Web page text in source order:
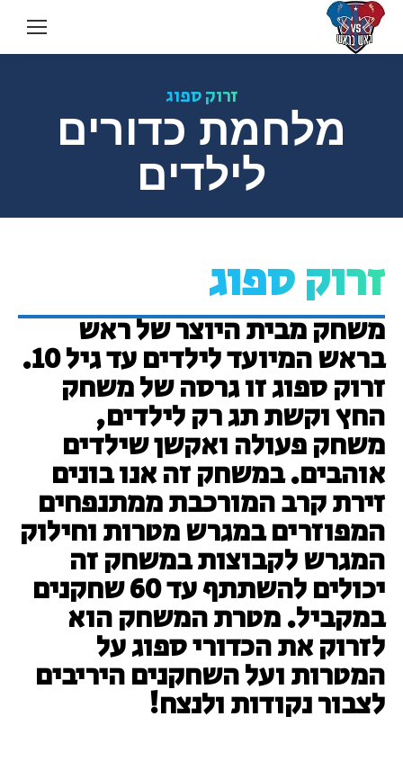
זרוק ספוג
מלחמת כדורים
לילדים
זרוק ספוג
משחק מבית היוצר של ראש
בראש המיועד לילדים עד גיל 10.
זרוק ספוג זוגרסהשל משחק
החץ וקשת תג רק לילדים,
משחק פעולה ואקשן שילדים
אוהבים. במשחק זה אנו בונים
זירת קרב המורכבת ממתנפחים
המפוזרים במגרש מטרות וחילוק
המגרש לקבוצות במשחק זה
יכולים להשתתף עד 60 שחקנים
במקביל. מטרת המשחק הוא
לזרוק את הכדורי ספוג על
המטרות ועל השחקנים היריבים
לצבור נקודות ולנצח!